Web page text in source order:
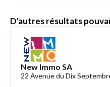
D'autres résultats
New Immo SA
22 Avenue du Dix